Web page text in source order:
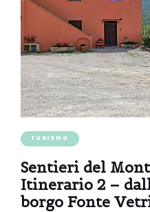
TURISMO
Sentieri del
Itinerario 2 –
borgo Fonte